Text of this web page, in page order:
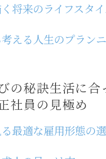
将来のライフスタ
える人生のプラン
の秘訣生活に合
社員の見極め
最適な雇用形態の